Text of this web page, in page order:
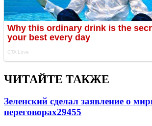
ЧИТАЙТЕ ТАКЖЕ
Зеленский сделал заявление о
переговорах29455